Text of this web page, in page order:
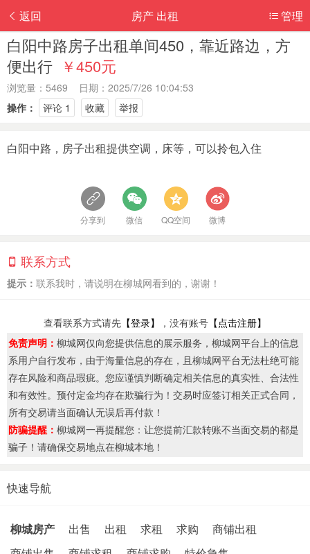
返回 管理
房产 出租
白阳中路房子出租单间450，靠近路边，方
便出行 ￥450元
浏览量：5469 日期：2025/7/26 10:04:53
操作：
评论 1 收藏 举报
白阳中路，房子出租提供空调，床等，可以拎包入住
分享到 微信 QQ空间 微博
联系方式
提示： 联系我时，请说明在柳城网看到的，谢谢！
查看联系方式请先 【登录】 ，没有账号 【点击注册】
免责声明： 柳城网仅向您提供信息的展示服务，柳城网平台上的信息
系用户自行发布，由于海量信息的存在，且柳城网平台无法杜绝可能
存在风险和商品瑕疵。您应谨慎判断确定相关信息的真实性、合法性
和有效性。预付定金均存在欺骗行为！交易时应签订相关正式合同，
所有交易请当面确认无误后再付款！
防骗提醒： 柳城网一再提醒您：让您提前汇款转账不当面交易的都是
骗子！请确保交易地点在柳城本地！
快速导航
柳城房产 出售 出租 求租 求购
商铺出租